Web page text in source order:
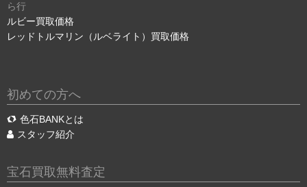
ら行
ルビー買取価格
レッドトルマリン（ルベライト）買取価格
初めての方へ
色石BANKとは
スタッフ紹介
宝石買取無料査定